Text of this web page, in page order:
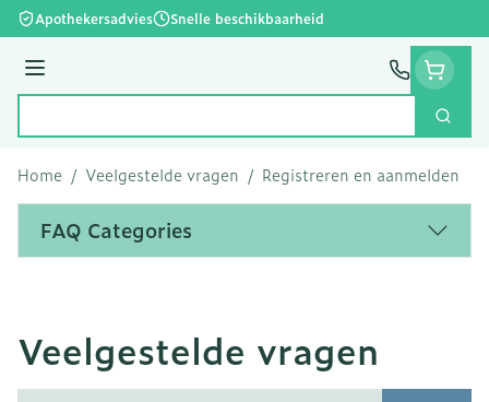
Ga naar de inhoud
Apothekersadvies Snelle beschikbaarheid
Menu
Zoek
Home / Veelgestelde vragen / Registreren en aanmelden
FAQ Categories
Veelgestelde vragen